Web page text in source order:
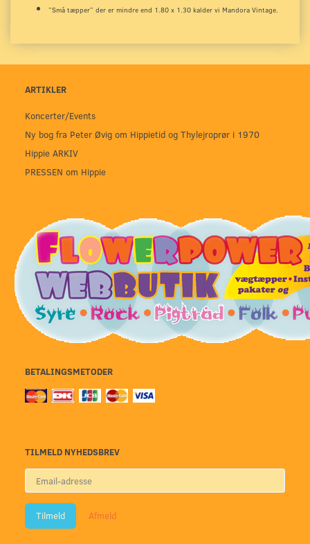
”Små tæpper” der er mindre end 1.80 x 1.30 kalder vi Mandora Vintage.
ARTIKLER
Koncerter/Events
Ny bog fra Peter Øvig om Hippietid og Thylejroprør i 1970
Hippie ARKIV
PRESSEN om Hippie
BETALINGSMETODER
TILMELD NYHEDSBREV
Email-
adresse
Tilmeld Afmeld